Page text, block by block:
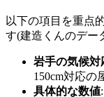
以下の項目を重点
す(建造くんのデー
岩手の気候対
150cm対応の
具体的な数値